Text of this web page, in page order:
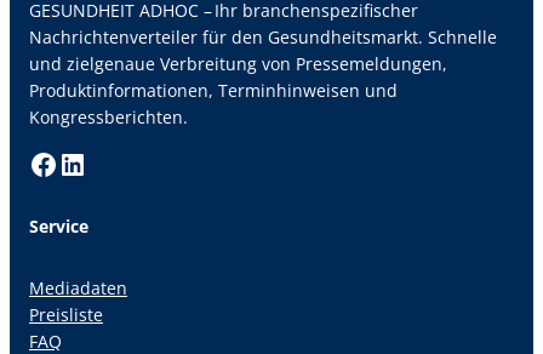
GESUNDHEIT ADHOC – Ihr branchenspezifischer
Nachrichtenverteiler für den Gesundheitsmarkt. Schnelle
und zielgenaue Verbreitung von Pressemeldungen,
Produktinformationen, Terminhinweisen und
Kongressberichten.
Facebook LinkedIn
Service
Mediadaten
Preisliste
FAQ